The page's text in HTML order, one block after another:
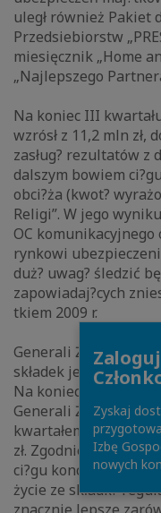
uległ również Pakiet
Przedsiebiorstw
miesięcznik „Home
„Najlepszego
Na koniec III
wzrósł z 11,2 mln zł,
zasług? rezultatów z
dalszym bowiem
obci?ża (kwot?
Religi”. W jego
OC komunikacyjnego
rynkowi
duż? uwag? śledzić
zapowiadaj?cych
tkiem 2009 r.
Generali Życie T.U.:
składek
Na koniec września
Generali Życie T.U.
kwartałem 2007 r. – o
zł. Zgodnie z
ci?gu koncentruje się
życie ze składk?
Zyskaj
Izbę
nowych